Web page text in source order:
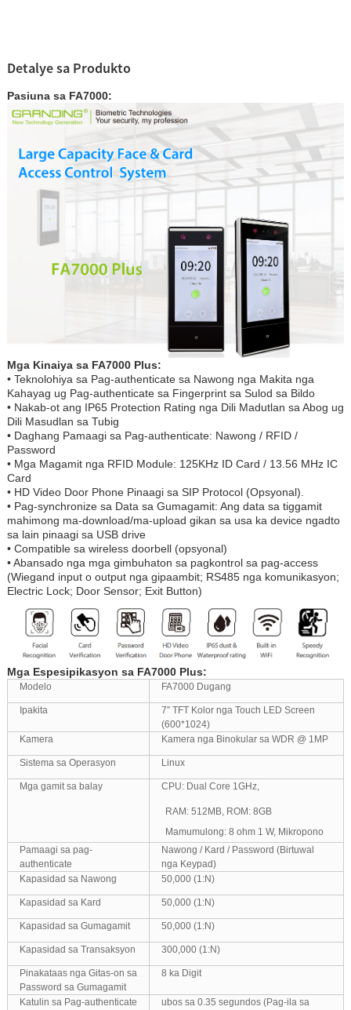
Detalye sa Produkto
Pasiuna sa FA7000:
Mga Kinaiya sa FA7000 Plus:
• Teknolohiya sa Pag-authenticate sa Nawong nga Makita nga
Kahayag ug Pag-authenticate sa Fingerprint sa Sulod sa Bildo
• Nakab-ot ang IP65 Protection Rating nga Dili Madutlan sa Abog ug
Dili Masudlan sa Tubig
• Daghang Pamaagi sa Pag-authenticate: Nawong / RFID /
Password
• Mga Magamit nga RFID Module: 125KHz ID Card / 13.56 MHz IC
Card
• HD Video Door Phone Pinaagi sa SIP Protocol (Opsyonal).
• Pag-synchronize sa Data sa Gumagamit: Ang data sa tiggamit
mahimong ma-download/ma-upload gikan sa usa ka device ngadto
sa lain pinaagi sa USB drive
• Compatible sa wireless doorbell (opsyonal)
• Abansado nga mga gimbuhaton sa pagkontrol sa pag-access
(Wiegand input o output nga gipaambit; RS485 nga komunikasyon;
Electric Lock; Door Sensor; Exit Button)
Mga Espesipikasyon sa FA7000 Plus:
Modelo FA7000 Dugang
Ipakita
7″ TFT Kolor nga Touch LED Screen
(600*1024)
Kamera
Kamera nga Binokular sa WDR @ 1MP
Sistema sa Operasyon Linux
Mga gamit sa balay CPU: Dual Core 1GHz,
RAM: 512MB, ROM: 8GB
Mamumulong: 8 ohm 1 W, Mikropono
Pamaagi sa pag-
authenticate
Nawong / Kard / Password (Birtuwal
nga Keypad)
Kapasidad sa Nawong
50,000 (1:N)
Kapasidad sa Kard 50,000 (1:N)
Kapasidad sa Gumagamit 50,000 (1:N)
Kapasidad sa Transaksyon 300,000 (1:N)
Pinakataas nga Gitas-on sa
Password sa Gumagamit
8 ka Digit
Katulin sa Pag-authenticate
ubos sa 0.35 segundos (Pag-ila sa